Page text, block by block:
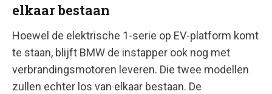
elkaar bestaan
Hoewel de elektrische 1-serie op EV-platform komt
te staan, blijft BMW de instapper ook nog met
verbrandingsmotoren leveren. Die twee modellen
zullen echter los van elkaar bestaan. De